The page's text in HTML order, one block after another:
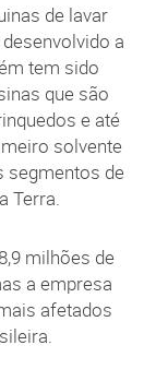
de lavar
a
tem sido
que são
e até
solvente
segmentos de
Terra.
milhões de
a empresa
afetados